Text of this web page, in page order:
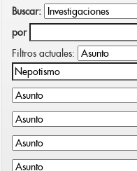
Buscar:
por
Filtros actuales: